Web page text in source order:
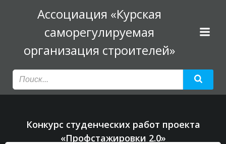
к
содержимому
Ассоциация «Курская
саморегулируемая
организация строителей»
Конкурс студенческих работ проекта
«Профстажировки 2.0»